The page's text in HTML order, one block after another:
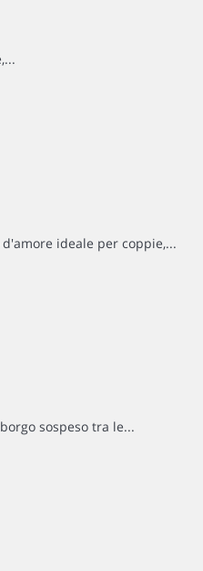
ideale per coppie,...
sospeso tra le...